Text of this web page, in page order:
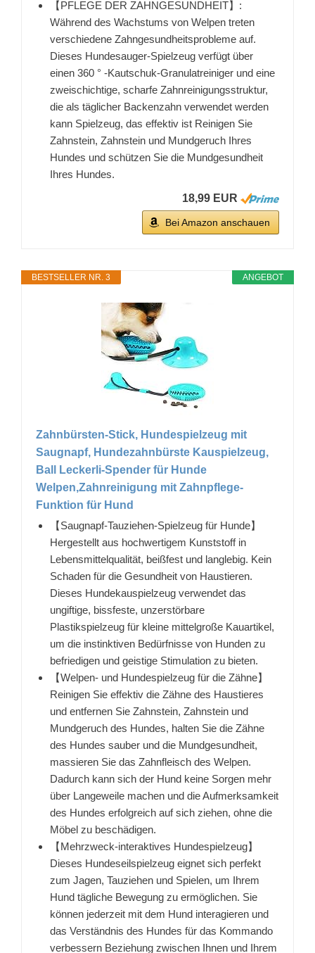
【PFLEGE DER ZAHNGESUNDHEIT】:
Während des Wachstums von Welpen treten
verschiedene Zahngesundheitsprobleme auf.
Dieses Hundesauger-Spielzeug verfügt über
einen 360 ° -Kautschuk-Granulatreiniger und eine
zweischichtige, scharfe Zahnreinigungsstruktur,
die als täglicher Backenzahn verwendet werden
kann Spielzeug, das effektiv ist Reinigen Sie
Zahnstein, Zahnstein und Mundgeruch Ihres
Hundes und schützen Sie die Mundgesundheit
Ihres Hundes.
18,99 EUR
Bei Amazon anschauen
ANGEBOT
BESTSELLER NR. 3
Zahnbürsten-Stick, Hundespielzeug mit
Saugnapf, Hundezahnbürste Kauspielzeug,
Ball Leckerli-Spender für Hunde
Welpen,Zahnreinigung mit Zahnpflege-
Funktion für Hund
【Saugnapf-Tauziehen-Spielzeug für Hunde】
Hergestellt aus hochwertigem Kunststoff in
Lebensmittelqualität, beißfest und langlebig. Kein
Schaden für die Gesundheit von Haustieren.
Dieses Hundekauspielzeug verwendet das
ungiftige, bissfeste, unzerstörbare
Plastikspielzeug für kleine mittelgroße Kauartikel,
um die instinktiven Bedürfnisse von Hunden zu
befriedigen und geistige Stimulation zu bieten.
【Welpen- und Hundespielzeug für die Zähne】
Reinigen Sie effektiv die Zähne des Haustieres
und entfernen Sie Zahnstein, Zahnstein und
Mundgeruch des Hundes, halten Sie die Zähne
des Hundes sauber und die Mundgesundheit,
massieren Sie das Zahnfleisch des Welpen.
Dadurch kann sich der Hund keine Sorgen mehr
über Langeweile machen und die Aufmerksamkeit
des Hundes erfolgreich auf sich ziehen, ohne die
Möbel zu beschädigen.
【Mehrzweck-interaktives Hundespielzeug】
Dieses Hundeseilspielzeug eignet sich perfekt
zum Jagen, Tauziehen und Spielen, um Ihrem
Hund tägliche Bewegung zu ermöglichen. Sie
können jederzeit mit dem Hund interagieren und
das Verständnis des Hundes für das Kommando
verbessern Beziehung zwischen Ihnen und Ihrem